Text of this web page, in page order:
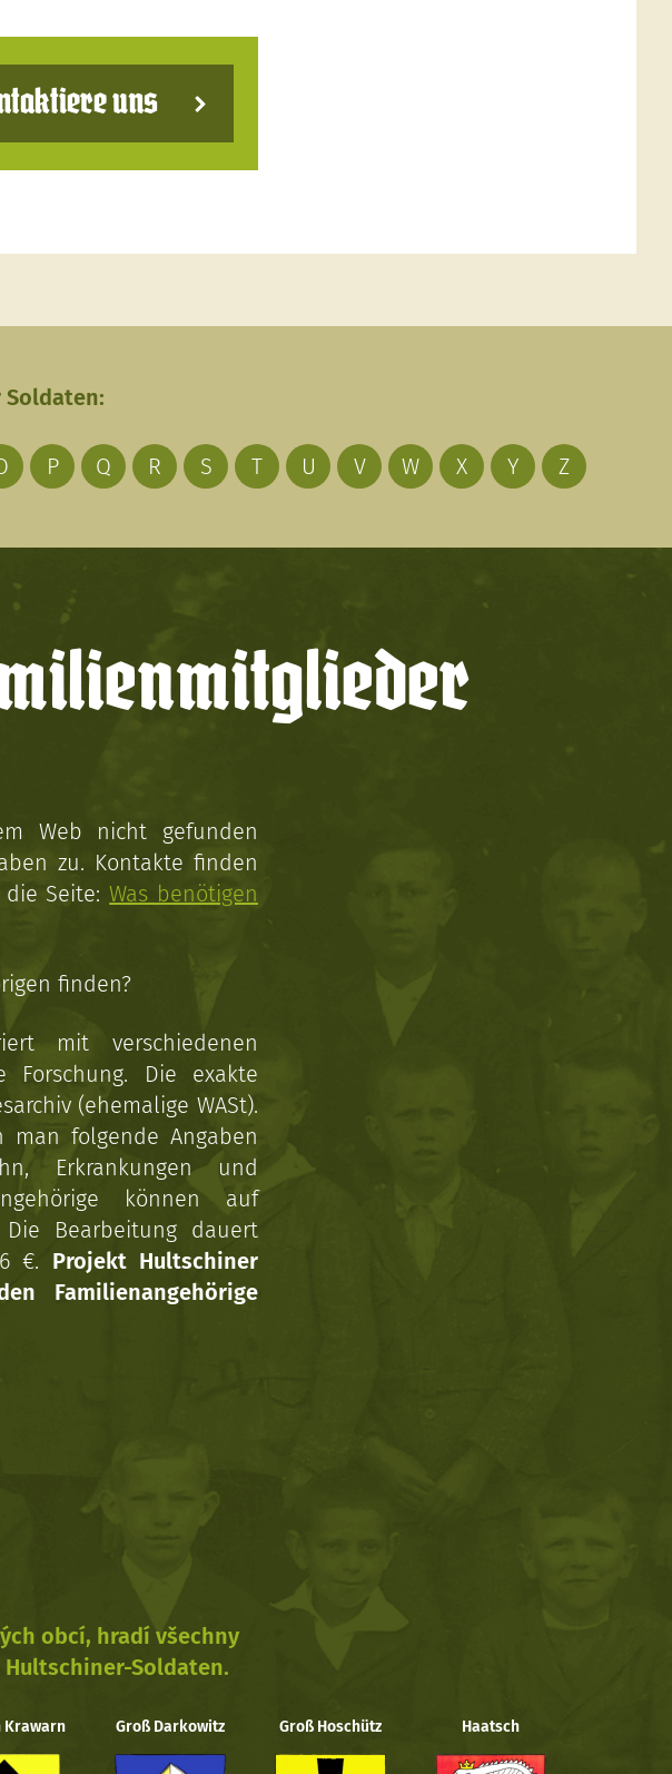
uns
P Q R S T U V W X Y Z
Web nicht gefunden
zu. Kontakte finden
die Seite:Was benötigen
finden?
mit verschiedenen
Die exakte
(ehemalige WASt).
man folgende Angaben
Erkrankungen und
können auf
Bearbeitung dauert
€. Projekt Hultschiner
Familienangehörige
obcí, hradí všechny
Soldaten.
Krawarn Groß Darkowitz Groß Hoschütz Haatsch